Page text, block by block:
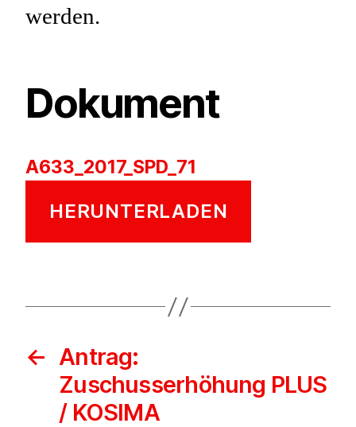
werden.
Dokument
A633_2017_SPD_71
HERUNTERLADEN
← Antrag:
Zuschusserhöhung PLUS
/ KOSIMA